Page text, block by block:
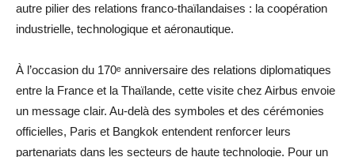
autre pilier des relations franco-thaïlandaises : la coopération
industrielle, technologique et aéronautique.
À l’occasion du 170ᵉ anniversaire des relations diplomatiques
entre la France et la Thaïlande, cette visite chez Airbus envoie
un message clair. Au-delà des symboles et des cérémonies
officielles, Paris et Bangkok entendent renforcer leurs
partenariats dans les secteurs de haute technologie. Pour un